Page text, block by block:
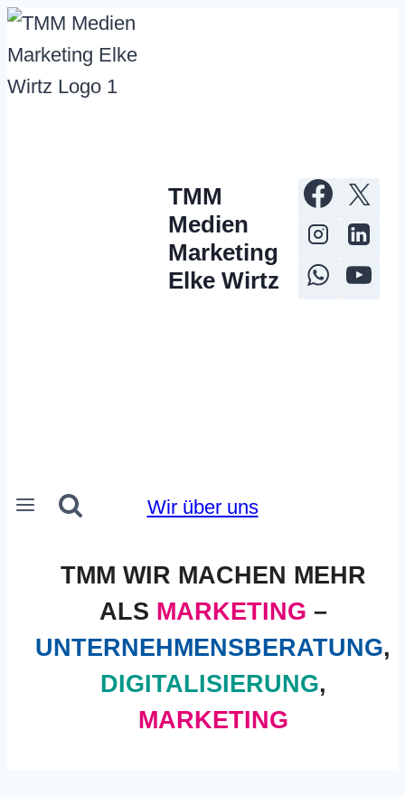
Zum
Inhalt
springen
TMM
Medien
Marketing
Elke Wirtz
Wir über uns
TMM WIR MACHEN MEHR
ALS MARKETING –
UNTERNEHMENSBERATUNG,
DIGITALISIERUNG,
MARKETING